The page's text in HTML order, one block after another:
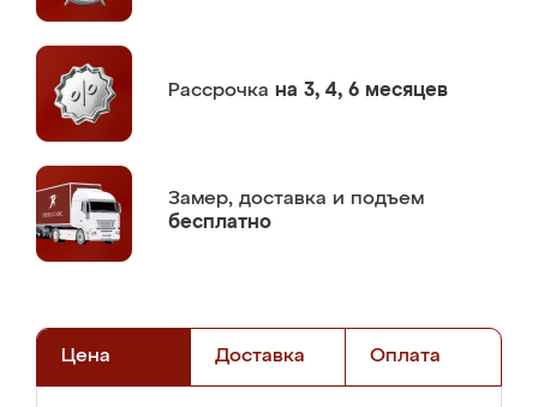
Рассрочка на 3, 4, 6 месяцев
Замер, доставка и подъем
бесплатно
Цена Доставка Оплата